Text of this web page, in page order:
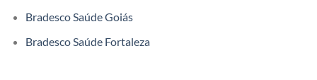
Bradesco Saúde Goiás
Bradesco Saúde Fortaleza